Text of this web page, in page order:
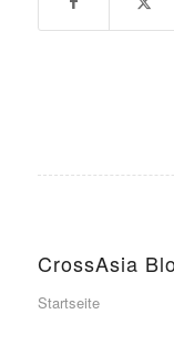
CrossAsia
Startseite